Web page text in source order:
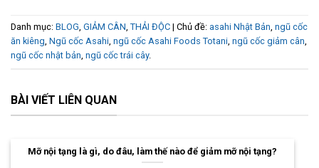
Danh mục: BLOG, GIẢM CÂN, THẢI ĐỘC | Chủ đề: asahi Nhật Bản, ngũ cốc
ăn kiêng, Ngũ cốc Asahi, ngũ cốc Asahi Foods Totani, ngũ cốc giảm cân,
ngũ cốc nhật bản, ngũ cốc trái cây.
BÀI VIẾT LIÊN QUAN
Mỡ nội tạng là gì, do đâu, làm thế nào để giảm mỡ nội tạng?